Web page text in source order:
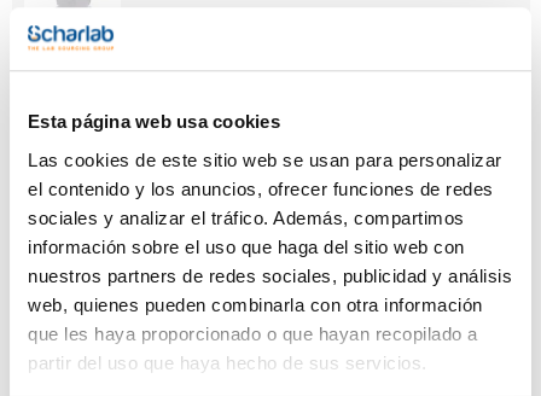
Esta página web usa cookies
Las cookies de este sitio web se usan para personalizar
el contenido y los anuncios, ofrecer funciones de redes
sociales y analizar el tráfico. Además, compartimos
información sobre el uso que haga del sitio web con
nuestros partners de redes sociales, publicidad y análisis
web, quienes pueden combinarla con otra información
que les haya proporcionado o que hayan recopilado a
partir del uso que haya hecho de sus servicios.
Capacidad
Referencia
AL08200500
Envase
bottle
Precio
Disponibilidad
Ver stock